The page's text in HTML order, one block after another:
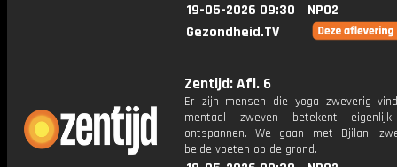
19-05-2026 09:30
NPO2
Gezondheid.TV
Zentijd: Afl. 6
Er zijn mensen die yoga zweverig
mentaal zweven betekent
ontspannen. We gaan met Djilani
beide voeten op de grond.